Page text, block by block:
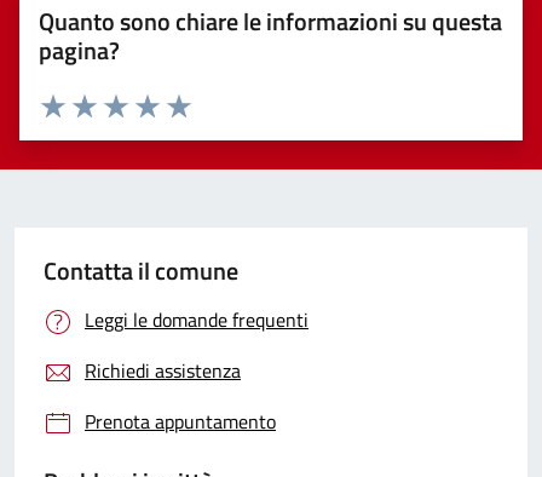
Quanto sono chiare le informazioni su questa
pagina?
Valuta 5 stelle su 5
Valuta 4 stelle su 5
Valuta 3 stelle su 5
Valuta 2 stelle su 5
Valuta 1 stelle su 5
Contatta il comune
Leggi le domande frequenti
Richiedi assistenza
Prenota appuntamento